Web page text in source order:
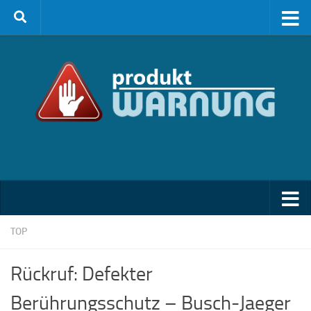
Zum Inhalt springen
TOP
Rückruf: Defekter
Berührungsschutz – Busch-Jaeger